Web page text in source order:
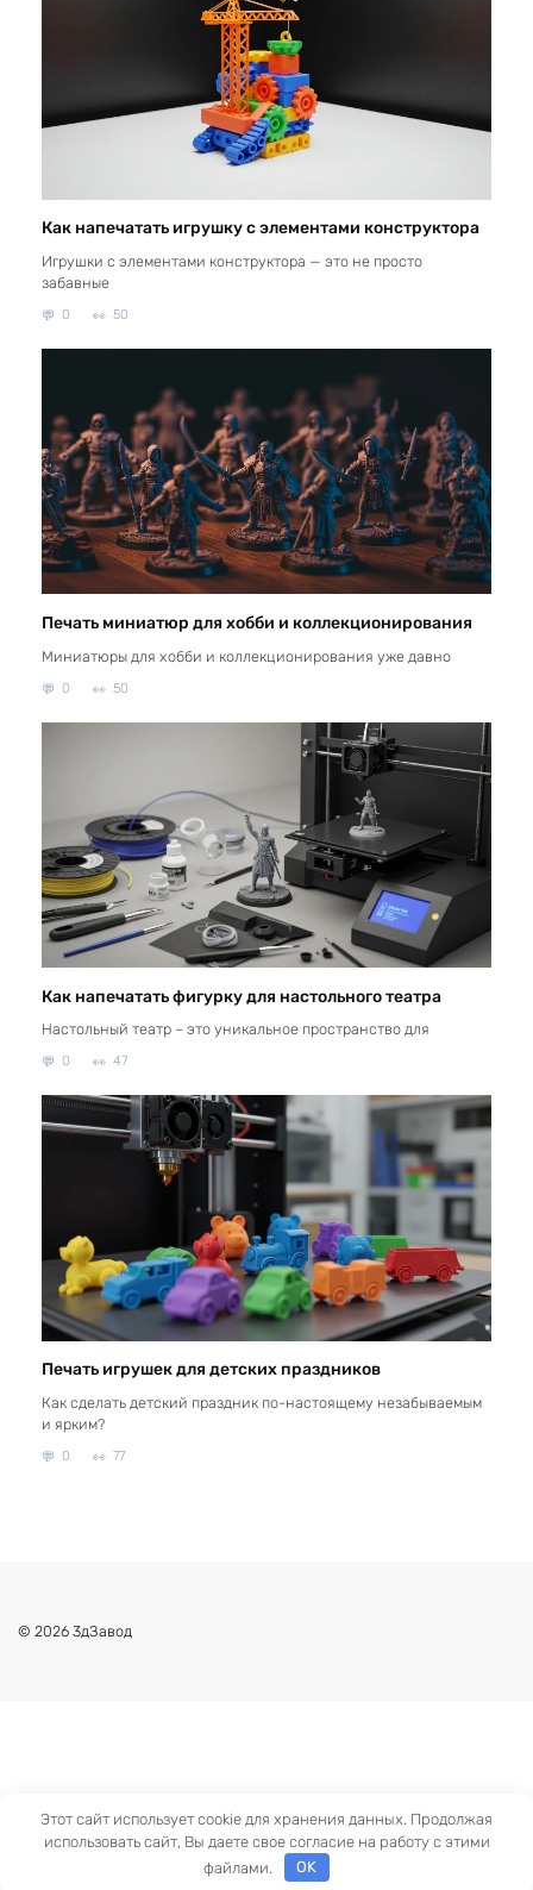
Как напечатать игрушку с элементами конструктора
Игрушки с элементами конструктора — это не просто
забавные
0 50
Печать миниатюр для хобби и коллекционирования
Миниатюры для хобби и коллекционирования уже давно
0 50
Как напечатать фигурку для настольного театра
Настольный театр – это уникальное пространство для
0 47
Печать игрушек для детских праздников
Как сделать детский праздник по-настоящему незабываемым
и ярким?
0 77
© 2026 3дЗавод
Этот сайт использует cookie для хранения данных. Продолжая
использовать сайт, Вы даете свое согласие на работу с этими
файлами.
OK